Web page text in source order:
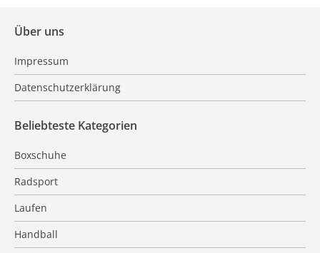
Über uns
Impressum
Datenschutzerklärung
Beliebteste Kategorien
Boxschuhe
Radsport
Laufen
Handball